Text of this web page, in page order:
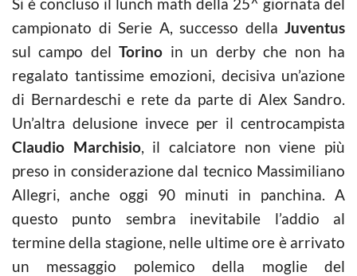
campionato di Serie A, successo della Juventus
sul campo delTorino in un derby che non ha
regalato tantissime emozioni, decisiva un’azione
di Bernardeschi e rete da parte di Alex Sandro.
Un’altra delusione invece per il centrocampista
Claudio Marchisio, il calciatore non viene più
preso in considerazione dal tecnico Massimiliano
Allegri, anche oggi 90 minuti in panchina. A
questo punto sembra inevitabile l’addio al
termine della stagione, nelle ultime ore è arrivato
un messaggio polemico della moglie del